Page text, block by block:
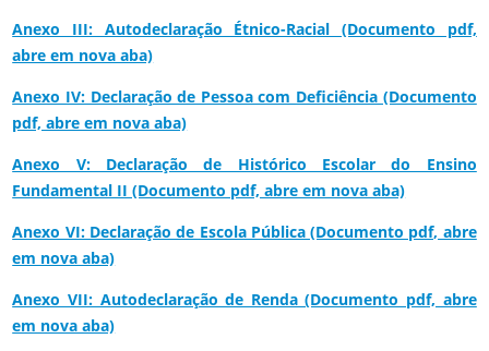
Anexo III: Autodeclaração Étnico-Racial (Documento pdf,
abre em nova aba)
Anexo IV: Declaração de Pessoa com Deficiência (Documento
pdf, abre em nova aba)
Anexo V: Declaração de Histórico Escolar do Ensino
Fundamental II (Documento pdf, abre em nova aba)
Anexo VI: Declaração de Escola Pública (Documento pdf, abre
em nova aba)
Anexo VII: Autodeclaração de Renda (Documento pdf, abre
em nova aba)